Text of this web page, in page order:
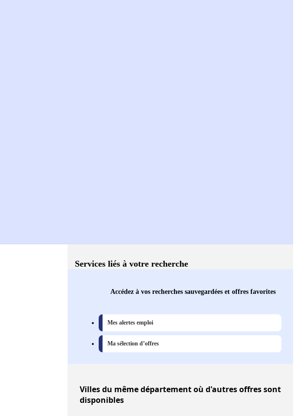
Services liés à votre recherche
Accédez à vos recherches sauvegardées et offres favorites
Mes alertes emploi
Ma sélection d’offres
Villesdu même département où d'autres offres sont
disponibles